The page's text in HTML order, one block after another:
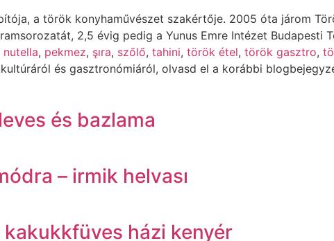
a török konyhaművészet szakértője. 2005 óta járom
2,5 évig pedig a Yunus Emre Intézet Budapesti
nutella, pekmez, şıra, szőlő, tahini, török étel, török gasztro,
és gasztronómiáról, olvasd el a korábbi
és bazlama
– irmik helvası
házi kenyér